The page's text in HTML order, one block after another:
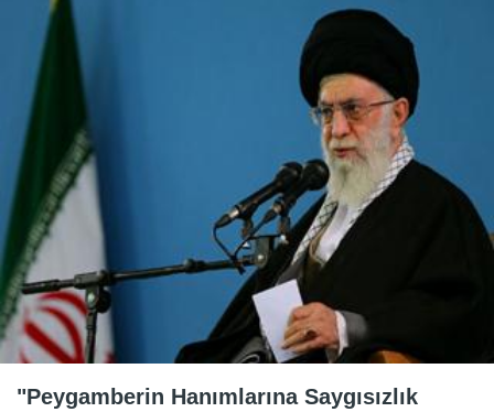
"Peygamberin Hanımlarına Saygısızlık